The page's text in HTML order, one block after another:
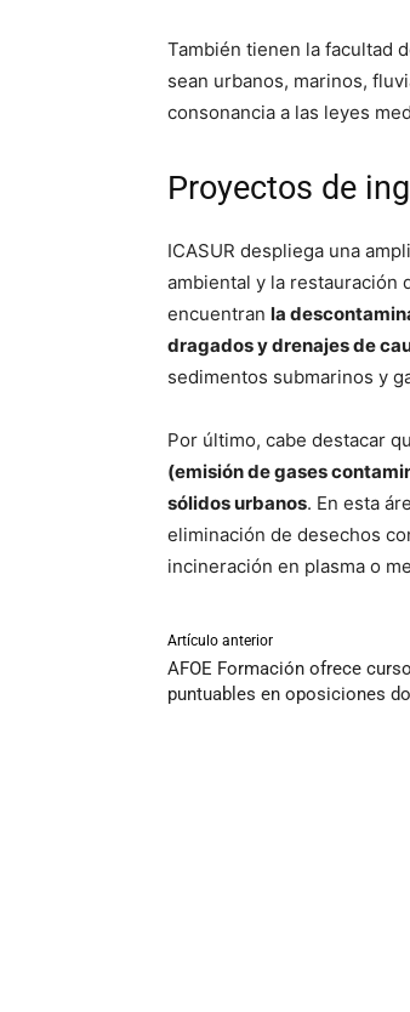
También tienen la facultad
sean urbanos, marinos,
consonancia a las leyes
Proyectos de
ICASUR despliega una
ambiental y la restauración
encuentran la
dragados y drenajes de
sedimentos submarinos y
Por último, cabe destacar
(emisión de gases
sólidos urbanos. En esta
eliminación de desechos
incineración en plasma o
Artículo anterior
AFOE Formación ofrece
puntuables en oposiciones